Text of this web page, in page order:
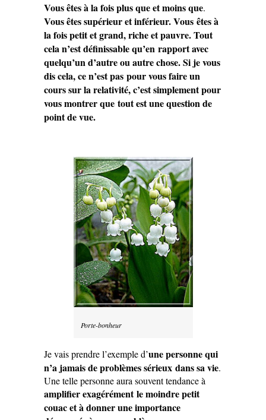
Vous êtes à la fois plus que et moins que.
Vous êtes supérieur et inférieur. Vous êtes à
la fois petit et grand, riche et pauvre.Tout
cela n’est définissable qu’en rapport avec
quelqu’un d’autre ou autre chose. Si je vous
dis cela, ce n’est pas pour vous faire un
cours sur la relativité, c’est simplement pour
vous montrer que tout est une question de
point de vue.
Porte-bonheur
Je vais prendre l’exemple d’une personne qui
n’a jamais de problèmes sérieux dans sa vie.
Une telle personne aura souvent tendance à
amplifier exagérément le moindre petit
couac et à donner une importance